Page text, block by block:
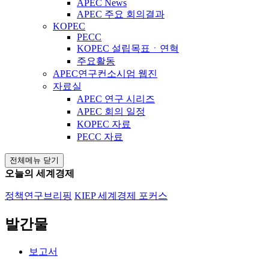
APEC News
APEC 주요 회의결과
KOPEC
PECC
KOPEC 설립목표ㆍ연혁
주요활동
APEC연구컨소시엄 웹진
자료실
APEC 연구 시리즈
APEC 회의 일정
KOPEC 자료
PECC 자료
전체메뉴 닫기
오늘의 세계경제
정책연구브리핑 KIEP 세계경제 포커스
발간물
보고서